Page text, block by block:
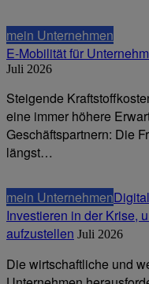
mein Unternehmen
E-Mobilität für
Juli 2026
Steigende
eine immer höhere
Geschäftspartnern: Die
längst…
mein Unternehmen
Investieren in der Krise,
aufzustellen Juli 2026
Die wirtschaftliche und